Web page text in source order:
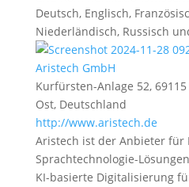
Deutsch, Englisch,
Niederländisch, Russisch
Aristech GmbH
Kurfürsten-Anlage 52,
Ost, Deutschland
http://www.aristech.de
Aristech ist der Anbieter für
Sprachtechnologie-
KI-basierte Digitalisierung